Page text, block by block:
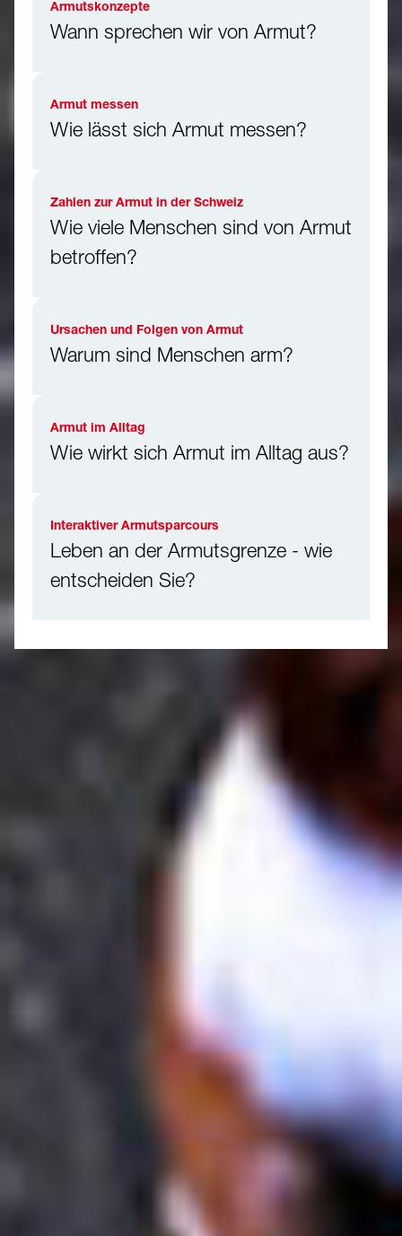
Armutskonzepte
Wann sprechen wir von Armut?
Armut messen
Wie lässt sich Armut messen?
Zahlen zur Armut in der Schweiz
Wie viele Menschen sind von Armut
betroffen?
Ursachen und Folgen von Armut
Warum sind Menschen arm?
Armut im Alltag
Wie wirkt sich Armut im Alltag aus?
Interaktiver Armutsparcours
Leben an der Armutsgrenze - wie
entscheiden Sie?